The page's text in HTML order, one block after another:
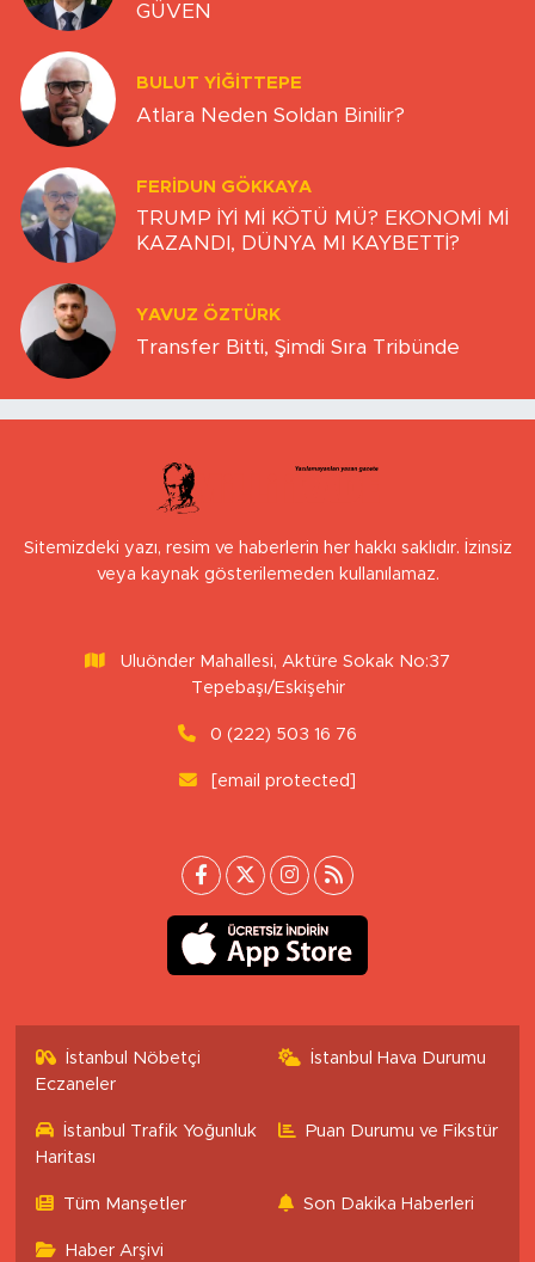
GÜVEN
BULUT YİĞİTTEPE
Atlara Neden Soldan Binilir?
FERIDUN GÖKKAYA
TRUMP İYİ Mİ KÖTÜ MÜ? EKONOMİ Mİ
KAZANDI, DÜNYA MI KAYBETTİ?
YAVUZ ÖZTÜRK
Transfer Bitti, Şimdi Sıra Tribünde
Sitemizdeki yazı, resim ve haberlerin her hakkı saklıdır. İzinsiz
veya kaynak gösterilemeden kullanılamaz.
Uluönder Mahallesi, Aktüre Sokak No:37
Tepebaşı/Eskişehir
0 (222) 503 16 76
[email protected]
İstanbul Nöbetçi
Eczaneler
İstanbul Hava Durumu
İstanbul Trafik Yoğunluk
Haritası
Puan Durumu ve Fikstür
Tüm Manşetler Son Dakika Haberleri
Haber Arşivi